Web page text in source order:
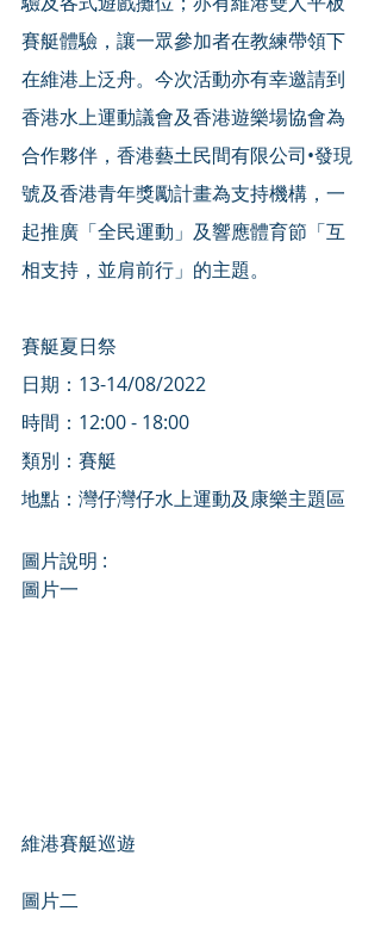
賽艇體驗，讓一眾參加者在教練帶領下
在維港上泛舟。今次活動亦有幸邀請到
香港水上運動議會及香港遊樂場協會為
合作夥伴，香港藝土民間有限公司•發現
號及香港青年獎勵計畫為支持機構，一
起推廣「全民運動」及響應體育節「互
相支持，並肩前行」的主題。
賽艇夏日祭
日期：13-14/08/2022
時間：12:00 - 18:00
類別：賽艇
地點：灣仔灣仔水上運動及康樂主題區
圖片說明 :
圖片一
維港賽艇巡遊
圖片二